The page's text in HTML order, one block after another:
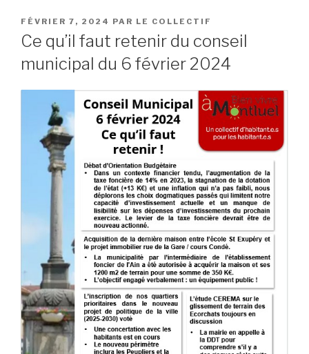
PUBLIÉ
LE
FÉVRIER 7, 2024 PAR LE COLLECTIF
Ce qu’il faut retenir du conseil
municipal du 6 février 2024